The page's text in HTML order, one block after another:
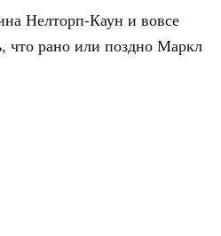
Нелторп-Каун и вовсе
что рано или поздно Маркл